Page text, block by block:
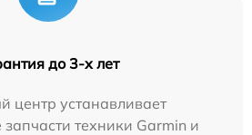
до 3-х лет
центр устанавливает
техники Garmin и